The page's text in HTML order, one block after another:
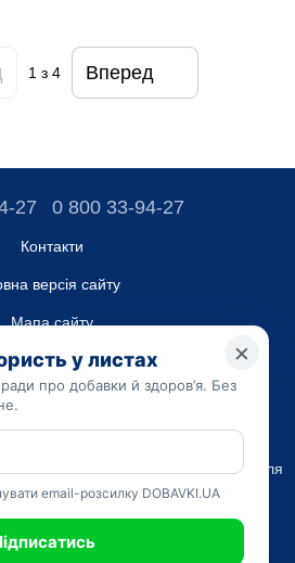
1 з 4 Вперед
27 0 800 33-94-27
Контакти
версія сайту
Мапа сайту
ТОВ “ДО ЮА”,
45223262
14.09.2023
інформація носить виключно
використовуйте нашу інформацію для
Тільки ваш Лікуючий лікар може
БУТИ ШКІДЛИВИМ ДЛЯ ВАШОГО